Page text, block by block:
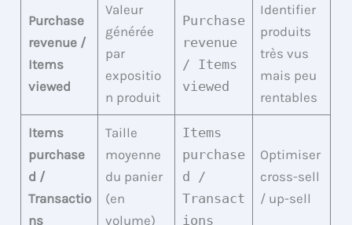
Purchase
revenue /
Items
viewed
Valeur
générée
par
expositio
n produit
Purchase
revenue
/ Items
viewed
Identifier
produits
très vus
mais peu
rentables
Items
purchase
d /
Transactio
ns
Taille
moyenne
du panier
(en
volume)
Items
purchase
d /
Transact
ions
Optimiser
cross-sell
/ up-sell